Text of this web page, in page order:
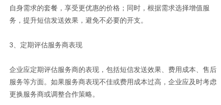
自身需求的套餐，享受更优惠的价格；同时，根据需求选择增值服
务，提升短信发送效果，避免不必要的开支。
3、定期评估服务商表现
企业应定期评估服务商的表现，包括短信发送效果、费用成本、售后
服务等方面。如果服务商表现不佳或费用成本过高，企业应及时考虑
更换服务商或调整合作策略。